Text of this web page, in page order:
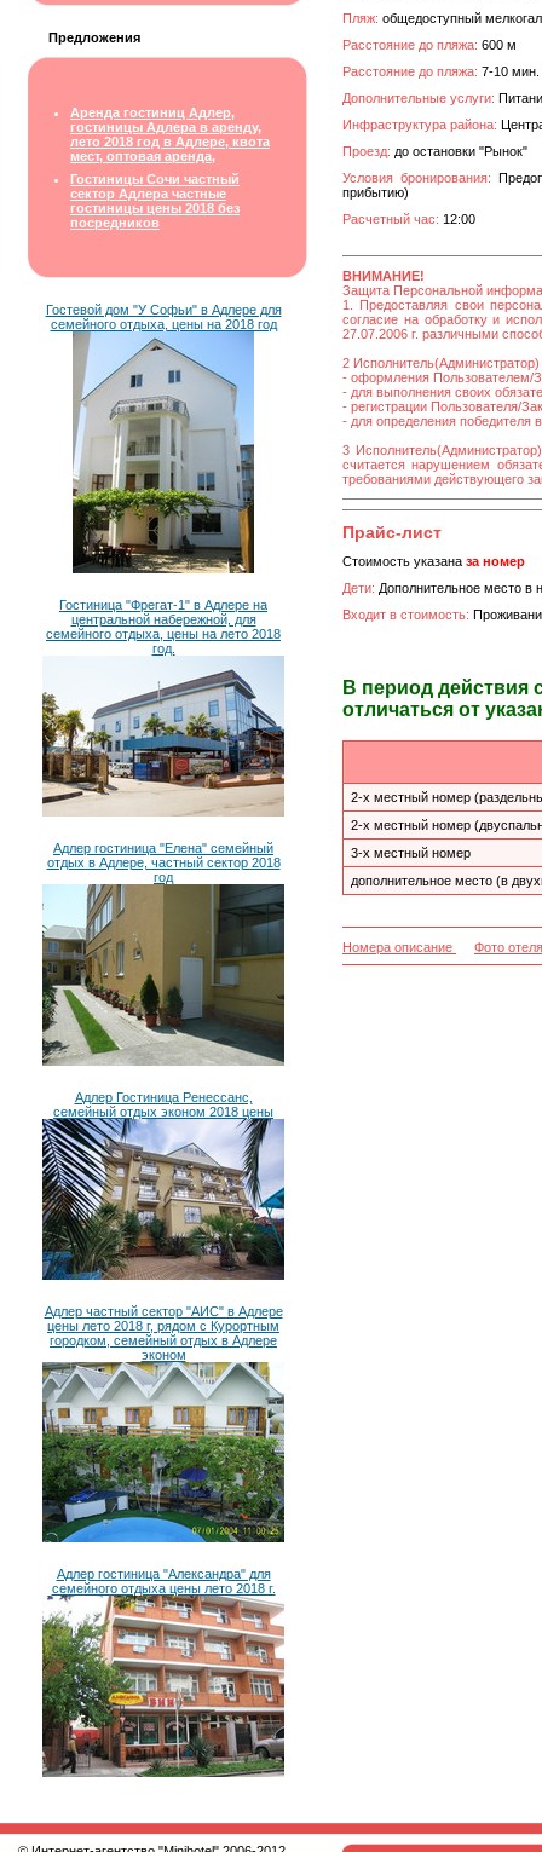
Предложения
Аренда гостиниц Адлер,
гостиницы Адлера в аренду,
лето 2018 год в Адлере, квота
мест, оптовая аренда,
Гостиницы Сочи частный
сектор Адлера частные
гостиницы цены 2018 без
посредников
Гостевой дом "У Софьи" в Адлере для
семейного отдыха, цены на 2018 год
Гостиница "Фрегат-1" в Адлере на
центральной набережной, для
семейного отдыха, цены на лето 2018
год.
Адлер гостиница "Елена" семейный
отдых в Адлере, частный сектор 2018
год
Адлер Гостиница Ренессанс,
семейный отдых эконом 2018 цены
Адлер частный сектор "АИС" в Адлере
цены лето 2018 г, рядом с Курортным
городком, семейный отдых в Адлере
эконом
Адлер гостиница "Александра" для
семейного отдыха цены лето 2018 г.
Пляж: общедоступный
Расстояние до пляжа: 600 м
Расстояние до пляжа: 7-10 мин.
Дополнительные услуги:
Инфраструктура района:
Проезд: до остановки "Рынок"
Условия бронирования:
прибытию)
Расчетный час: 12:00
ВНИМАНИЕ!
Защита Персональной
1. Предоставляя свои
согласие на обработку и
27.07.2006 г. различными
2
- оформления Пользователем/
- для выполнения своих
- регистрации Пользователя/
- для определения победителя
3
считается нарушением
требованиями действующего
Прайс-лист
Стоимость указана за номер
Дети: Дополнительное место в
Входит в стоимость:
В период действия
отличаться от
2-х местный номер
2-х местный номер
3-х местный номер
дополнительное место (в
Номера описание Фото отеля